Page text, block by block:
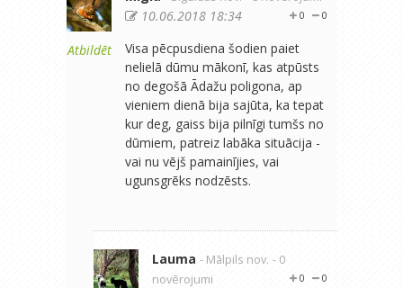
Atbildēt
0
0
10.06.2018 18:34
Visa pēcpusdiena šodien paiet
nelielā dūmu mākonī, kas atpūsts
no degošā Ādažu poligona, ap
vieniem dienā bija sajūta, ka tepat
kur deg, gaiss bija pilnīgi tumšs no
dūmiem, patreiz labāka situācija -
vai nu vējš pamainījies, vai
ugunsgrēks nodzēsts.
Lauma - Mālpils nov. - 0
novērojumi
0
0